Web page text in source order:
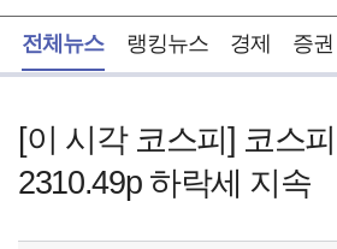
전체뉴스 랭킹뉴스 경제 증권
[이 시각 코스피] 코스
2310.49p 하락세 지속